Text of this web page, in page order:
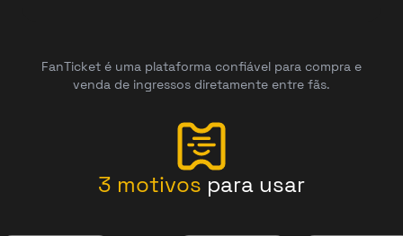
FanTicket é uma plataforma confiável para compra e
venda de ingressos diretamente entre fãs.
3 motivos para usar